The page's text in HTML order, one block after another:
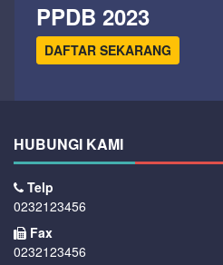
PPDB 2023
DAFTAR SEKARANG
HUBUNGI KAMI
Telp
0232123456
Fax
0232123456